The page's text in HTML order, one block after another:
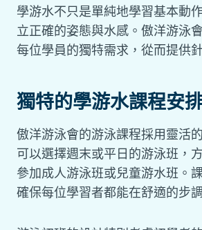
學游水不只是單純地學習基本動
立正確的姿態與水感。傲洋游泳
每位學員的獨特需求，從而提供
獨特的學游水課程安
傲洋游泳會的游泳課程採用靈活
可以選擇週末或平日的游泳班，
參加成人游泳班或兒童游水班。
確保每位學習者都能在舒適的步